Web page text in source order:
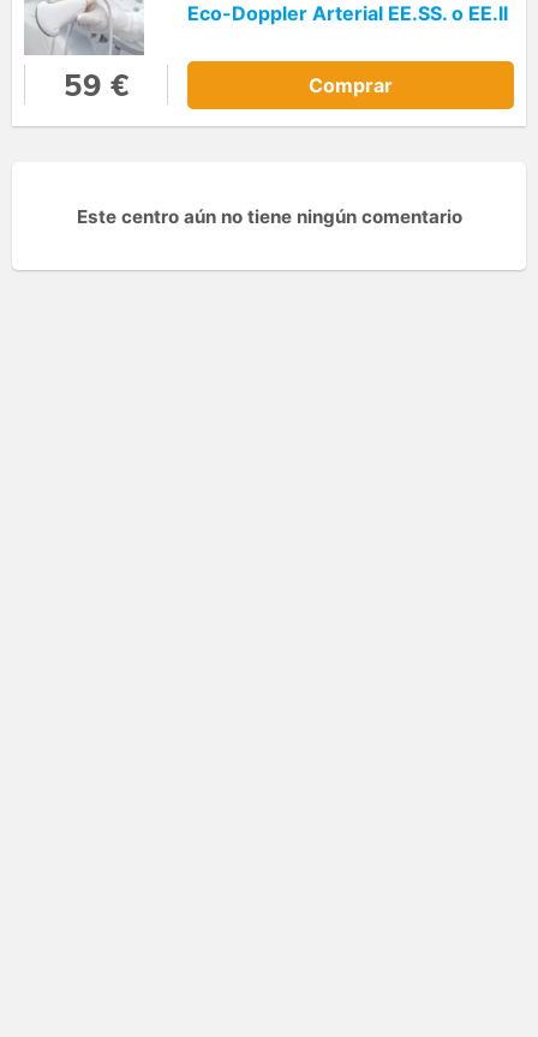
Eco-Doppler Arterial EE.SS. o EE.II
59 € Comprar
Este centro aún no tiene ningún comentario